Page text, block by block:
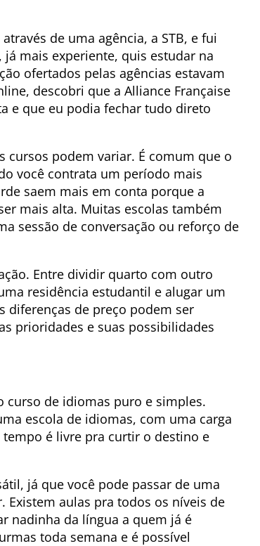
de uma agência, a STB, e fui
mais experiente, quis estudar na
ofertados pelas agências estavam
descobri que a Alliance Française
e que eu podia fechar tudo direto
cursos podem variar. É comum que o
você contrata um período mais
saem mais em conta porque a
mais alta. Muitas escolas também
sessão de conversação ou reforço de
Entre dividir quarto com outro
residência estudantil e alugar um
diferenças de preço podem ser
prioridades e suas possibilidades
curso de idiomas puro e simples.
escola de idiomas, com uma carga
é livre pra curtir o destino e
já que você pode passar de uma
Existem aulas pra todos os níveis de
nadinha da língua a quem já é
toda semana e é possível